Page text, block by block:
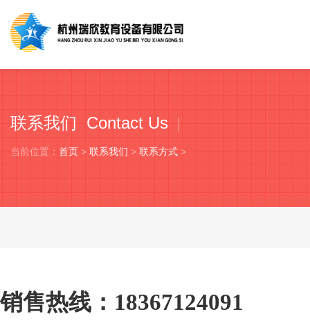
联系我们 Contact Us
当前位置： 首页 > 联系我们 > 联系方式 >
销售热线： 18367124091